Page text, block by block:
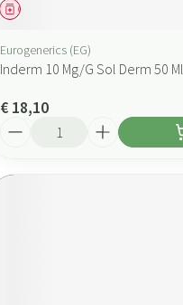
Geneesmiddel
Eurogenerics (EG)
Inderm 10 Mg/G Sol Derm 50 Ml
€ 18,10